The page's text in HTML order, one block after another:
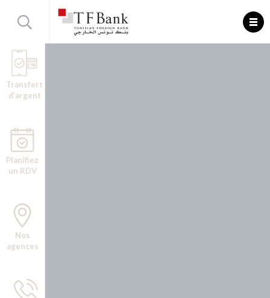
Transfert
d’argent
Planifiez
un RDV
Nos
agences